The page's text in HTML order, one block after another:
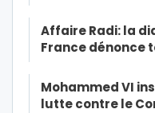
Affaire Radi: la
France dénonce
Mohammed VI
lutte contre le